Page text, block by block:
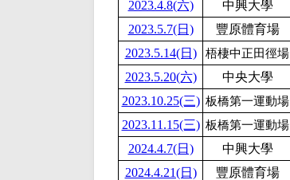
2023.4.8(六)
中興大學
2023.5.7(日)
豐原體育場
2023.5.14(日)
梧棲中正田徑場
2023.5.20(六)
中央大學
2023.10.25(三) 板橋第一運動場
2023.11.15(三) 板橋第一運動場
2024.4.7(日)
中興大學
2024.4.21(日)
豐原體育場